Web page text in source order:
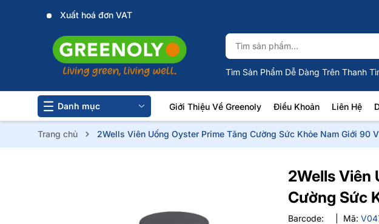
Xuất hoá đơn VAT
Tìm Sản Phẩm Dễ Dàng Trên Thanh
Danh mục Giới Thiệu Về Greenoly Điều Khoản Liên Hệ
Trang chủ 2Wells Viên Uống Oyster Prime Tăng Cường Sức Khỏe Nam Giới 90
2Wells Viên
Cường Sức
Barcode: Mã: